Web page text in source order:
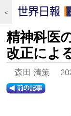
＜
精神科医
改正によ
森田 清策